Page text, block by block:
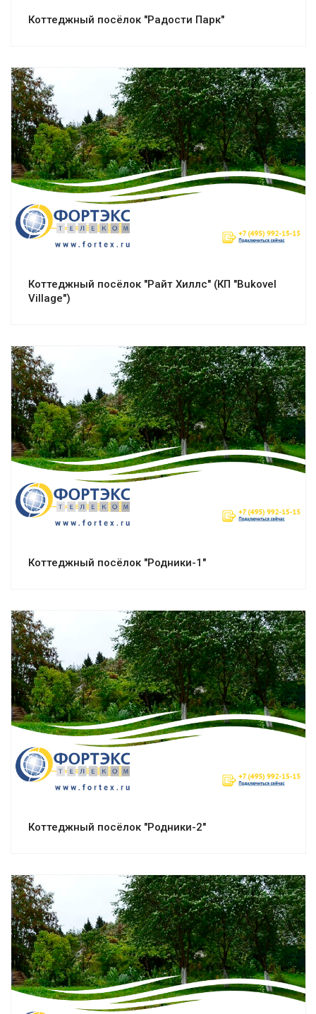
Коттеджный посёлок "Радости Парк"
Смотреть проект
Коттеджный посёлок "Райт Хиллс" (КП "Bukovel
Village")
Смотреть проект
Коттеджный посёлок "Родники-1"
Смотреть проект
Коттеджный посёлок "Родники-2"
Смотреть проект